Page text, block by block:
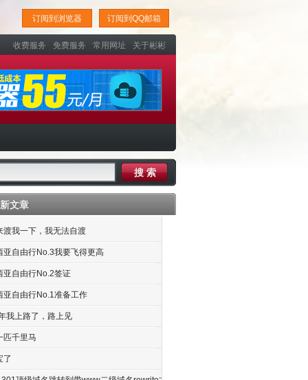
订阅到浏览器 订阅到QQ邮箱
收费服务 免费服务 常用网址 关于彬彬
文章
渡我一下，我无法自渡
亚自由行No.3我要飞得更高
亚自由行No.2签证
亚自由行No.1准备工作
我上路了，路上见
匹千里马
了